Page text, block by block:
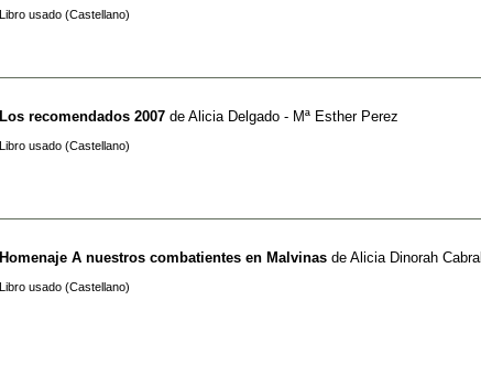
Libro usado (Castellano)
Los recomendados 2007 de Alicia Delgado - Mª Esther Perez
Libro usado (Castellano)
Homenaje A nuestros combatientes en Malvinas de Alicia Dinorah Cabral
Libro usado (Castellano)